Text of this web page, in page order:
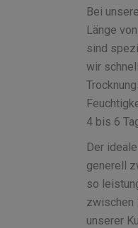
Bei
Länge
sind
wir
4 bis 6
Der
generell
so
zwischen
unserer